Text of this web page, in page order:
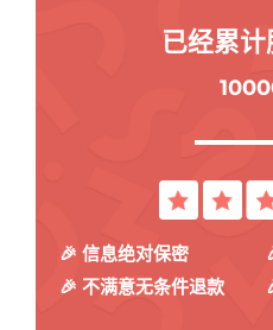
已经累
🎉 信息绝对保密
🎉 不满意无条件退款